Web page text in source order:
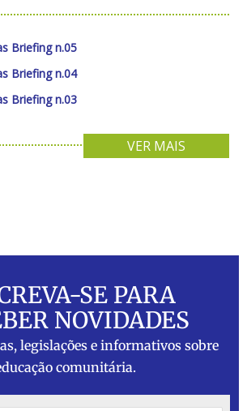
Briefing n.05
Briefing n.04
Briefing n.03
VER MAIS
SE PARA
NOVIDADES
legislações e informativos sobre
comunitária.